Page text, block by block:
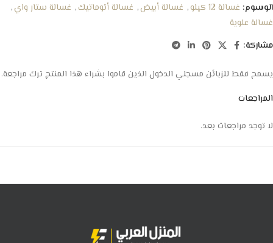
الوسوم: غسالة 12 كيلو , غسالة أبيض, غسالة أتوماتيك, غسالة ستار واي,
غسالة علوية
مشاركة:
المراجعات
لا توجد مراجعات بعد.
يسمح فقط للزبائن مسجلي الدخول الذين قاموا بشراء هذا المنتج ترك مراجعة.